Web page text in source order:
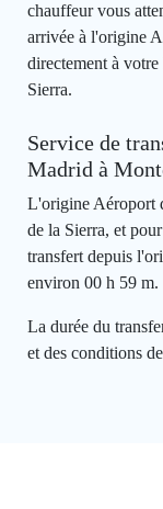
chauffeur vous
arrivée à l'origine
directement à
Sierra.
Service de
Madrid à
L'origine Aéroport
de la Sierra, et
transfert depuis
environ 00 h 59 m.
La durée du
et des conditions